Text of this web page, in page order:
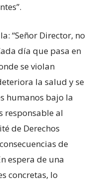
“Señor Director, no
día que pasa en
se violan
la salud y se
humanos bajo la
responsable al
de Derechos
de
espera de una
concretas, lo